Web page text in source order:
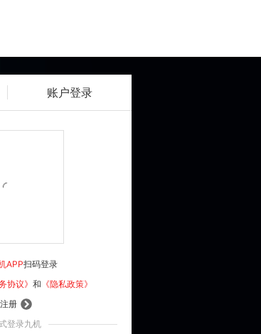
账户登录
录
册
登录九机
APP扫码登录
协议》 和 《隐私政策》